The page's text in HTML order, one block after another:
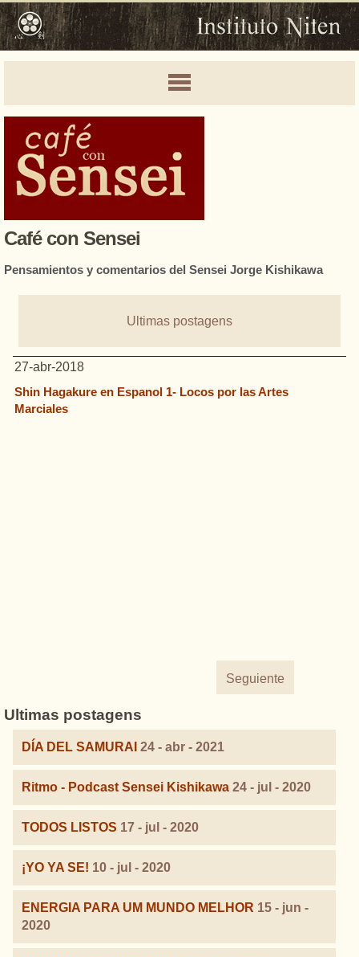
Café con Sensei
Pensamientos y comentarios del Sensei Jorge Kishikawa
Ultimas postagens
27-abr-2018
Shin Hagakure en Espanol 1- Locos por las Artes
Marciales
Seguiente
Ultimas postagens
DÍA DEL SAMURAI 24 - abr - 2021
Ritmo - Podcast Sensei Kishikawa 24 - jul - 2020
TODOS LISTOS 17 - jul - 2020
¡YO YA SE! 10 - jul - 2020
ENERGIA PARA UM MUNDO MELHOR 15 - jun -
2020